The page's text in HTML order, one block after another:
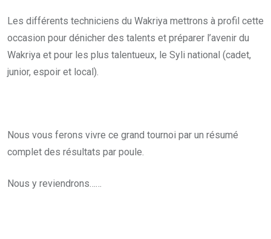
Les différents techniciens du Wakriya mettrons à profil cette
occasion pour dénicher des talents et préparer l’avenir du
Wakriya et pour les plus talentueux, le Syli national (cadet,
junior, espoir et local).
Nous vous ferons vivre ce grand tournoi par un résumé
complet des résultats par poule.
Nous y reviendrons……